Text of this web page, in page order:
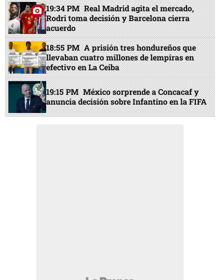
19:34 PM Real Madrid agita el mercado,
Rodri toma decisión y Barcelona cierra
acuerdo
18:55 PM A prisión tres hondureños que
llevaban cuatro millones de lempiras en
efectivo en La Ceiba
19:15 PM México sorprende a Concacaf y
anuncia decisión sobre Infantino en la FIFA